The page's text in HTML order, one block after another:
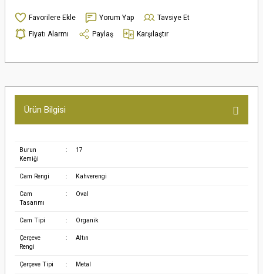
Yorum Yap
Tavsiye Et
Fiyatı Alarmı
Paylaş Karşılaştır
Ürün Bilgisi
Burun
Kemiği
: 17
Cam Rengi : Kahverengi
Cam
Tasarımı
: Oval
Cam Tipi : Organik
Çerçeve
Rengi
: Altın
Çerçeve Tipi : Metal